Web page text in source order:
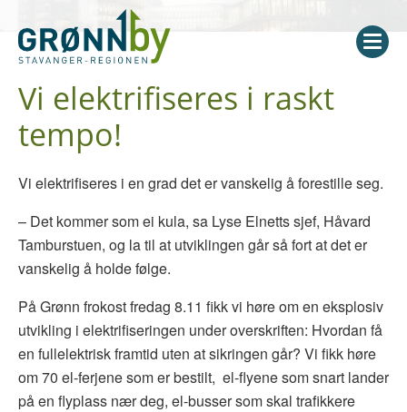
Vi elektrifiseres i raskt
tempo!
Vi elektrifiseres i en grad det er vanskelig å forestille seg.
– Det kommer som ei kula, sa Lyse Elnetts sjef, Håvard
Tamburstuen, og la til at utviklingen går så fort at det er
vanskelig å holde følge.
På Grønn frokost fredag 8.11 fikk vi høre om en eksplosiv
utvikling i elektrifiseringen under overskriften: Hvordan få
en fullelektrisk framtid uten at sikringen går? Vi fikk høre
om 70 el-ferjene som er bestilt, el-flyene som snart lander
på en flyplass nær deg, el-busser som skal trafikkere